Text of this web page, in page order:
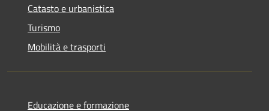
Catasto e urbanistica
Turismo
Mobilità e trasporti
Educazione e formazione